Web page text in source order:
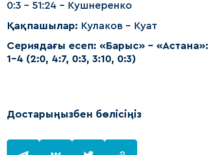
0:3 - 51:24 - Кушнеренко
Қақпашылар: Кулаков - Куат
Сериядағы есеп: «Барыс» - «Астана»:
1-4 (2:0, 4:7, 0:3, 3:10, 0:3)
Достарыңызбен бөлісіңіз